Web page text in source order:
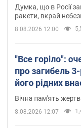
Інтерв’ю з
Думка, що в Росії
ракети, вкрай
8.08.2026 12:00
"Все горіло":
про загибель
його рідних
Київщину.
Вічна пам'ять
8.08.2026 12:07